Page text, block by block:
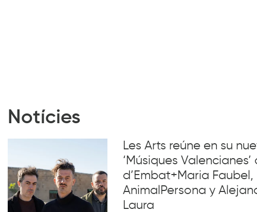
Notícies
Les Arts reúne en su
‘Músiques Valencianes’
d’Embat+Maria Faubel,
AnimalPersona y
Laura